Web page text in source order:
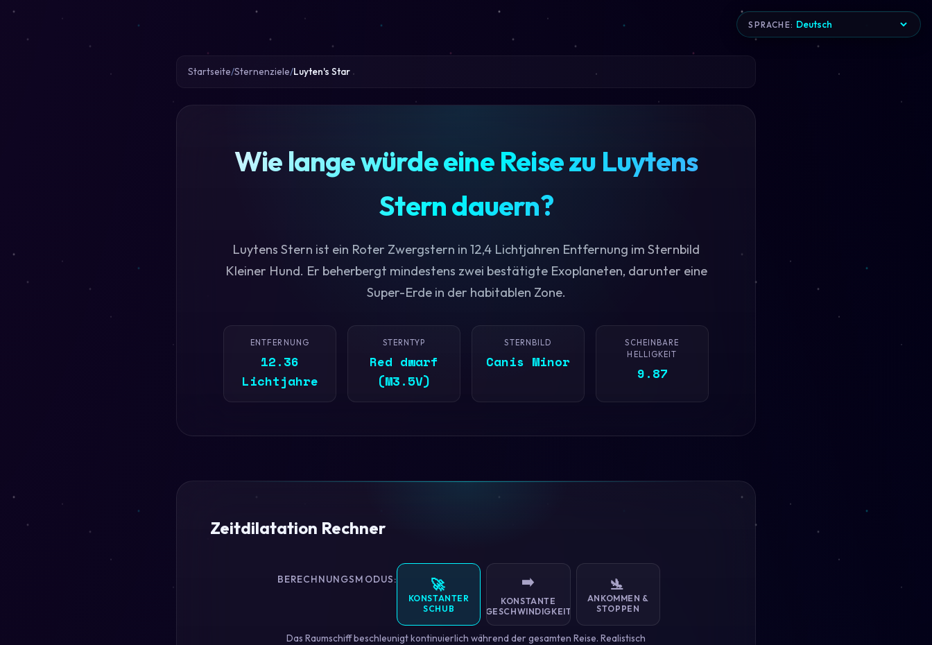
SPRACHE:
Startseite Sternenziele Luyten's Star
Wie lange würde eine Reise zu Luytens
Stern dauern?
Luytens Stern ist ein Roter Zwergstern in 12,4 Lichtjahren Entfernung im Sternbild
Kleiner Hund. Er beherbergt mindestens zwei bestätigte Exoplaneten, darunter eine
Super-Erde in der habitablen Zone.
ENTFERNUNG
12.36
Lichtjahre
STERNTYP
Red dwarf
(M3.5V)
STERNBILD
Canis Minor
SCHEINBARE
HELLIGKEIT
9.87
Zeitdilatation Rechner
BERECHNUNGSMODUS: 🚀
KONSTANTER
SCHUB
➡️
KONSTANTE
GESCHWINDIGKEIT
🛬
ANKOMMEN &
STOPPEN
Das Raumschiff beschleunigt kontinuierlich während der gesamten Reise. Realistisch